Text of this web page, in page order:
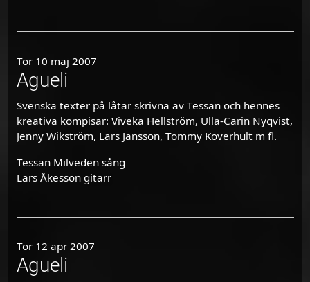
Tor 10 maj 2007
Agueli
Svenska texter på låtar skrivna av Tessan och hennes
kreativa kompisar: Viveka Hellström, Ulla-Carin Nyqvist,
Jenny Wikström, Lars Jansson, Tommy Koverhult m fl.
Tessan Milveden sång
Lars Åkesson gitarr
Tor 12 apr 2007
Agueli